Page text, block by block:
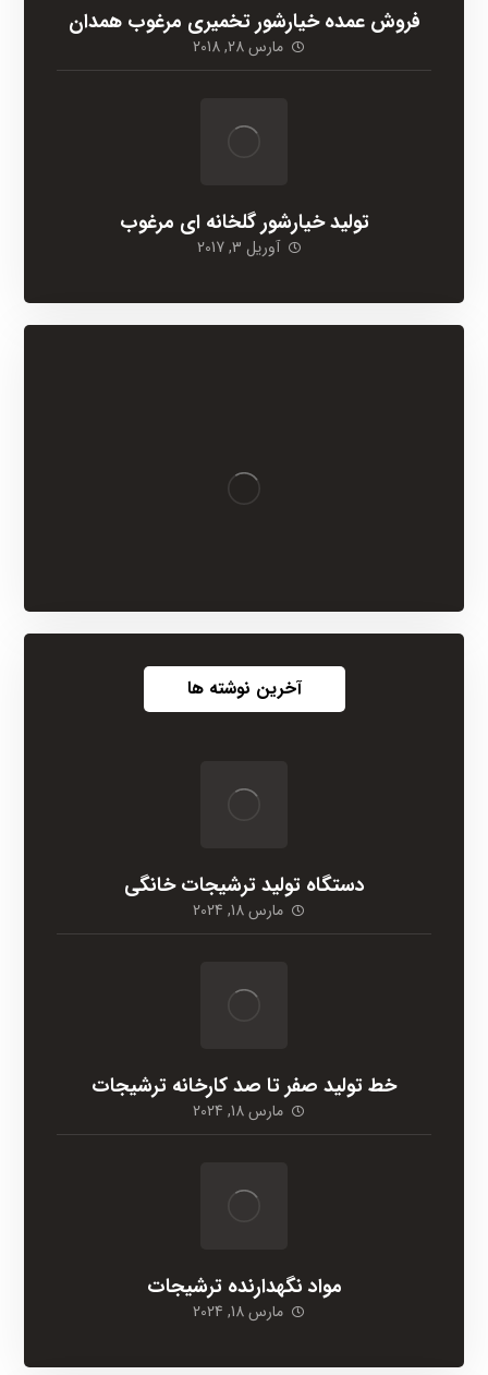
فروش عمده خیارشور تخمیری مرغوب همدان
مارس 28, 2018
تولید خیارشور گلخانه ای مرغوب
آوریل 3, 2017
آخرین نوشته ها
دستگاه تولید ترشیجات خانگی
مارس 18, 2024
خط تولید صفر تا صد کارخانه ترشیجات
مارس 18, 2024
مواد نگهدارنده ترشیجات
مارس 18, 2024